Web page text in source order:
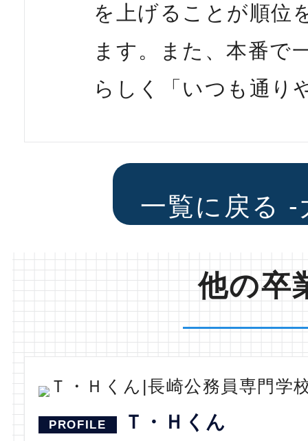
を上げることが順位
ます。また、本番で
らしく「いつも通り
一覧に戻る -
他の卒
Ｔ・Ｈくん